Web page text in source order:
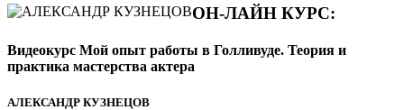
ОН-ЛАЙН КУРС:
Видеокурс Мой опыт работы в Голливуде. Теория и
практика мастерства актера
АЛЕКСАНДР КУЗНЕЦОВ